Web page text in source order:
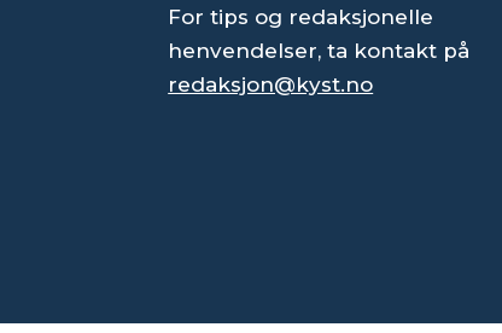
For tips og redaksjonelle
henvendelser, ta kontakt på
redaksjon@kyst.no